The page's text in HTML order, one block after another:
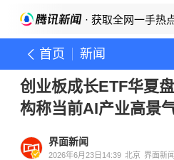
· 获取全网一手热
首页 新闻
创业板成长ETF华夏
构称当前AI产业高景
界面新闻
2026年6月23日14:39 北京 界面新